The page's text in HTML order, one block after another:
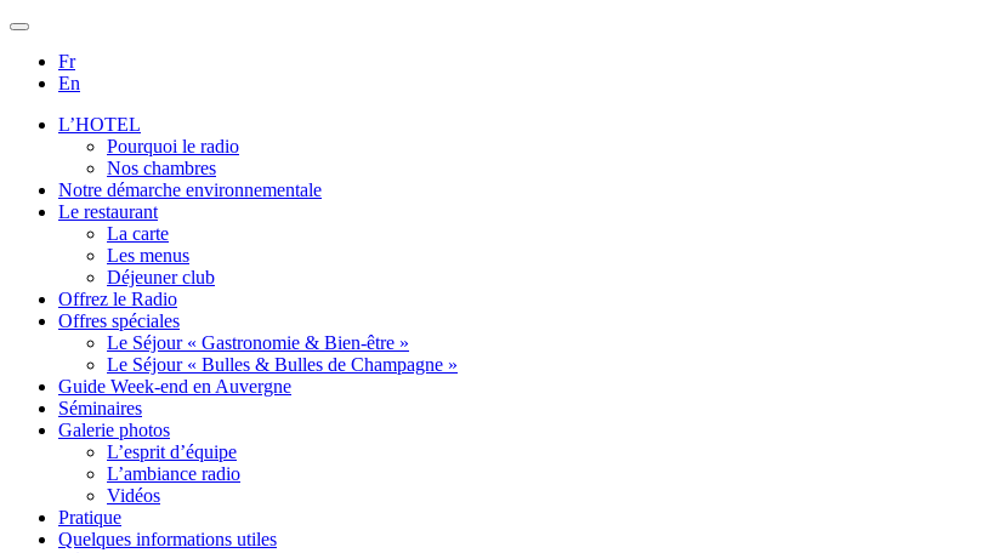
Fr
En
L’HOTEL
Pourquoi le radio
Nos chambres
Notre démarche environnementale
Le restaurant
La carte
Les menus
Déjeuner club
Offrez le Radio
Offres spéciales
Le Séjour « Gastronomie & Bien-être »
Le Séjour « Bulles & Bulles de Champagne »
Guide Week-end en Auvergne
Séminaires
Galerie photos
L’esprit d’équipe
L’ambiance radio
Vidéos
Pratique
Quelques informations utiles